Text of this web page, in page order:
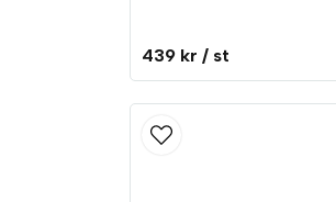
439 kr / st